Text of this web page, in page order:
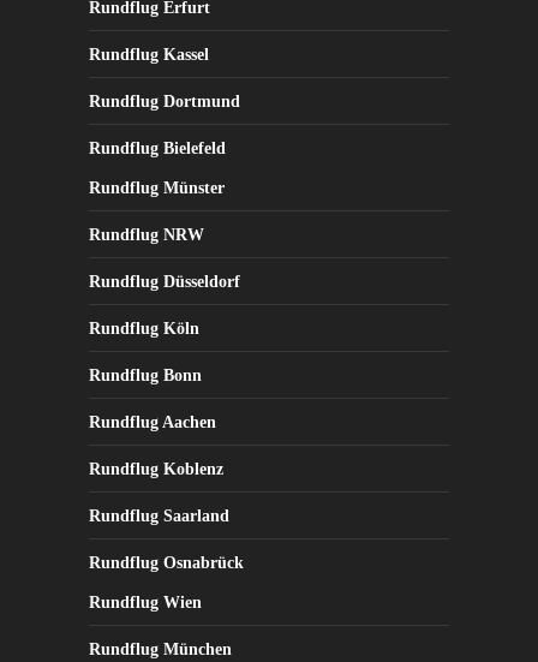
Rundflug Erfurt
Rundflug Kassel
Rundflug Dortmund
Rundflug Bielefeld
Rundflug Münster
Rundflug NRW
Rundflug Düsseldorf
Rundflug Köln
Rundflug Bonn
Rundflug Aachen
Rundflug Koblenz
Rundflug Saarland
Rundflug Osnabrück
Rundflug Wien
Rundflug München